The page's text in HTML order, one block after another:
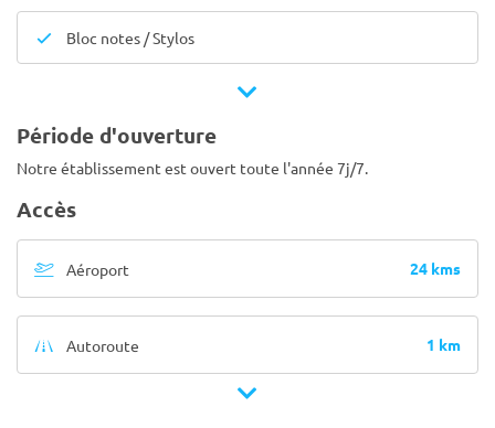
Bloc notes / Stylos
Période d'ouverture
Notre établissement est ouvert toute l'année 7j/7.
Accès
Aéroport 24 kms
Autoroute 1 km